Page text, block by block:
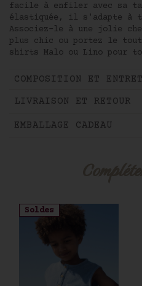
facile à enfiler avec sa
élastiquée, il s'adapte à
Associez-le à une jolie
plus chic ou portez le tout
shirts Malo ou Lino pour
COMPOSITION ET
LIVRAISON ET RETOUR
EMBALLAGE CADEAU
Soldes
sur votre
J'accepte les
et la
de